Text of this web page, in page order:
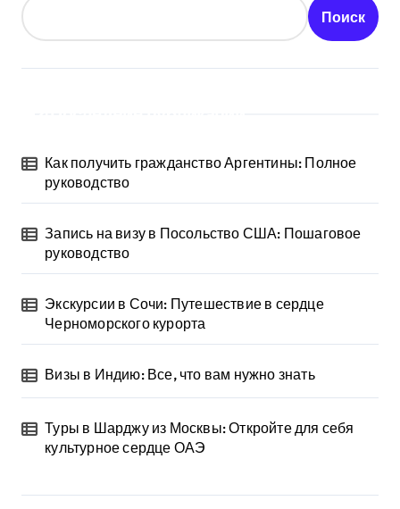
Поиск
Как получить гражданство Аргентины: Полное
руководство
Запись на визу в Посольство США: Пошаговое
руководство
Экскурсии в Сочи: Путешествие в сердце
Черноморского курорта
Визы в Индию: Все, что вам нужно знать
Туры в Шарджу из Москвы: Откройте для себя
культурное сердце ОАЭ